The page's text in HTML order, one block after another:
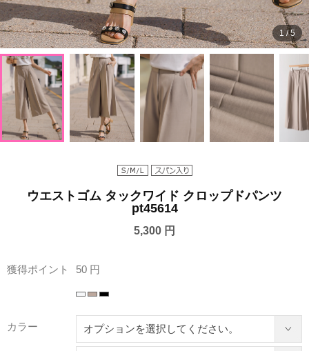
1/5
ウエストゴム タックワイド クロップドパンツ
pt45614
5,300 円
獲得ポイント 50 円
カラー